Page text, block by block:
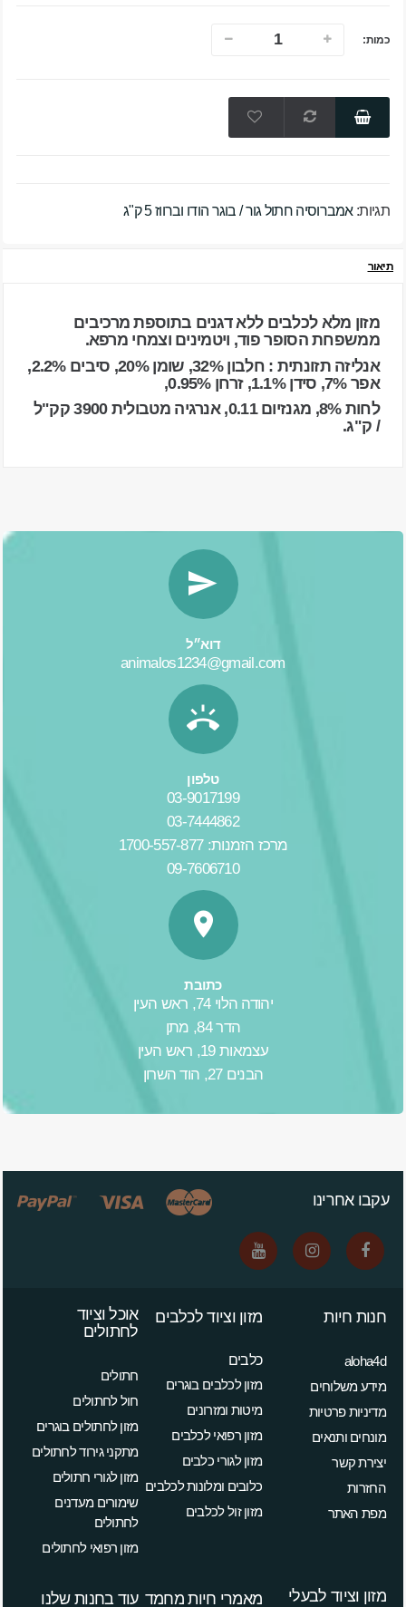
כמות:
תגיות:אמברוסיה חתול גור / בוגר הודו וברווז 5 ק"ג
תיאור
מזון מלא לכלבים ללא דגנים בתוספת מרכיבים
ממשפחת הסופר פוד, ויטמינים וצמחי מרפא.
אנליזה תזונתית : חלבון 32%, שומן 20%, סיבים 2.2%,
אפר 7%, סידן 1.1%, זרחן 0.95%,
לחות 8%, מגנזיום 0.11, אנרגיה מטבולית 3900 קק"ל
/ ק"ג.
דוא״ל
animalos1234@gmail.com
טלפון
03-9017199
03-7444862
מרכז הזמנות: 1700-557-877
09-7606710
כתובת
יהודה הלוי 74, ראש העין
הדר 84, מתן
עצמאות 19, ראש העין
הבנים 27, הוד השרון
עקבו אחרינו
חנות חיות
aloha4d
מידע משלוחים
מדיניות פרטיות
מונחים ותנאים
יצירת קשר
החזרות
מפת האתר
מזון וציוד לכלבים
כלבים
מזון לכלבים בוגרים
מיטות ומזרונים
מזון רפואי לכלבים
מזון לגורי כלבים
כלובים ומלונות לכלבים
מזון זול לכלבים
אוכל וציוד
לחתולים
חתולים
חול לחתולים
מזון לחתולים בוגרים
מתקני גירוד לחתולים
מזון לגורי חתולים
שימורים מעדנים
לחתולים
מזון רפואי לחתולים
מזון וציוד לבעלי
מאמרי חיות מחמד עוד בחנות שלנו